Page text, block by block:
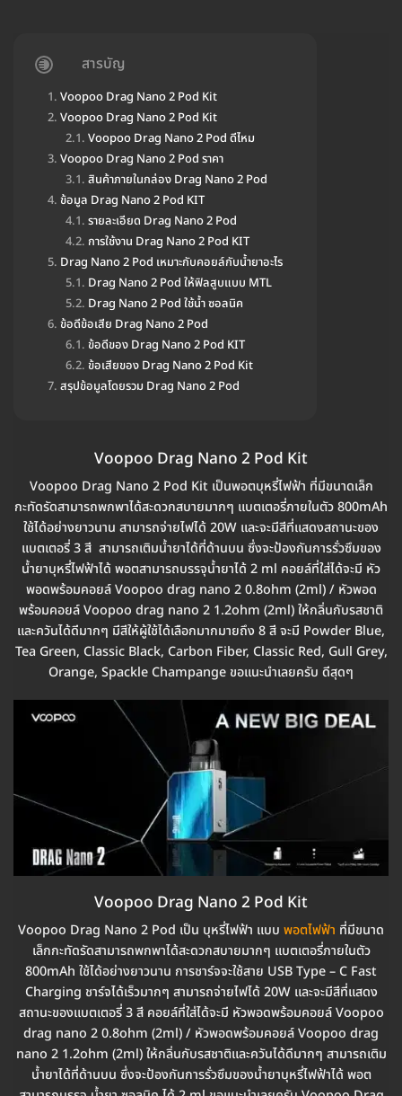
สารบัญ
Voopoo Drag Nano 2 Pod Kit
Voopoo Drag Nano 2 Pod Kit
Voopoo Drag Nano 2 Pod ดีไหม
Voopoo Drag Nano 2 Pod ราคา
สินค้าภายในกล่อง Drag Nano 2 Pod
ข้อมูล Drag Nano 2 Pod KIT
รายละเอียด Drag Nano 2 Pod
การใช้งาน Drag Nano 2 Pod KIT
Drag Nano 2 Pod เหมาะกับคอยล์กับน้ำยาอะไร
Drag Nano 2 Pod ให้ฟิลสูบแบบ MTL
Drag Nano 2 Pod ใช้น้ำ ซอลนิค
ข้อดีข้อเสีย Drag Nano 2 Pod
ข้อดีของ Drag Nano 2 Pod KIT
ข้อเสียของ Drag Nano 2 Pod Kit
สรุปข้อมูลโดยรวม Drag Nano 2 Pod
Voopoo Drag Nano 2 Pod Kit
Voopoo Drag Nano 2 Pod Kit เป็นพอตบุหรี่ไฟฟ้า ที่มีขนาดเล็ก
กะทัดรัดสามารถพกพาได้สะดวกสบายมากๆ แบตเตอรี่ภายในตัว 800mAh
ใช้ได้อย่างยาวนาน สามารถจ่ายไฟได้ 20W และจะมีสีที่แสดงสถานะของ
แบตเตอรี่ 3 สี สามารถเติมน้ำยาได้ที่ด้านบน ซึ่งจะป้องกันการรั่วซึมของ
น้ำยาบุหรี่ไฟฟ้าได้ พอตสามารถบรรจุน้ำยาได้ 2 ml คอยล์ที่ใส่ได้จะมี หัว
พอดพร้อมคอยล์ Voopoo drag nano 2 0.8ohm (2ml) / หัวพอด
พร้อมคอยล์ Voopoo drag nano 2 1.2ohm (2ml) ให้กลิ่นกับรสชาติ
และควันได้ดีมากๆ มีสีให้ผู้ใช้ได้เลือกมากมายถึง 8 สี จะมี Powder Blue,
Tea Green, Classic Black, Carbon Fiber, Classic Red, Gull Grey,
Orange, Spackle Champange ขอแนะนำเลยครับ ดีสุดๆ
Voopoo Drag Nano 2 Pod Kit
Voopoo Drag Nano 2 Pod เป็น บุหรี่ไฟฟ้า แบบ พอตไฟฟ้า ที่มีขนาด
เล็กกะทัดรัดสามารถพกพาได้สะดวกสบายมากๆ แบตเตอรี่ภายในตัว
800mAh ใช้ได้อย่างยาวนาน การชาร์จจะใช้สาย USB Type – C Fast
Charging ชาร์จได้เร็วมากๆ สามารถจ่ายไฟได้ 20W และจะมีสีที่แสดง
สถานะของแบตเตอรี่ 3 สี คอยล์ที่ใส่ได้จะมี หัวพอดพร้อมคอยล์ Voopoo
drag nano 2 0.8ohm (2ml) / หัวพอดพร้อมคอยล์ Voopoo drag
nano 2 1.2ohm (2ml) ให้กลิ่นกับรสชาติและควันได้ดีมากๆ สามารถเติม
น้ำยาได้ที่ด้านบน ซึ่งจะป้องกันการรั่วซึมของน้ำยาบุหรี่ไฟฟ้าได้ พอต